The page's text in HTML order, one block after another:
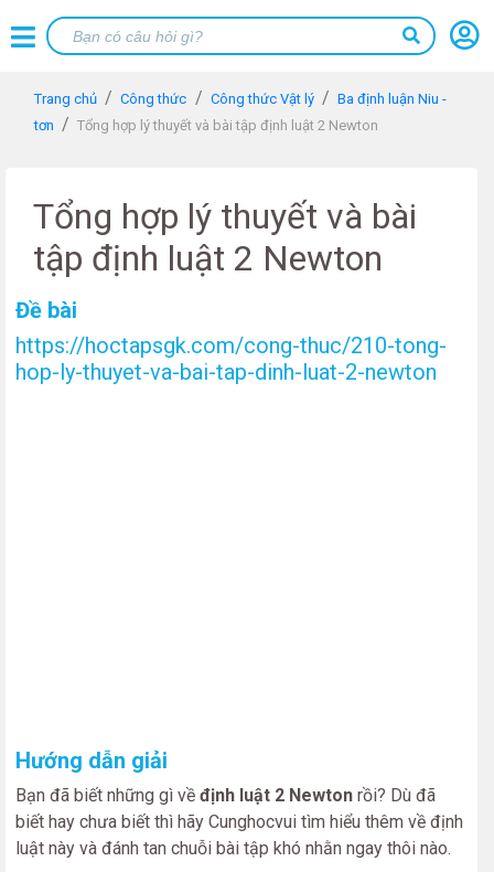
Trang chủ Công thức Công thức Vật lý
Ba định luận Niu -
tơn
Tổng hợp lý thuyết và bài tập định luật 2 Newton
Tổng hợp lý thuyết và bài
tập định luật 2 Newton
Đề bài
https://hoctapsgk.com/cong-thuc/210-tong-
hop-ly-thuyet-va-bai-tap-dinh-luat-2-newton
Hướng dẫn giải
Bạn đã biết những gì về định luật 2 Newton rồi? Dù đã
biết hay chưa biết thì hãy Cunghocvui tìm hiểu thêm về định
luật này và đánh tan chuỗi bài tập khó nhằn ngay thôi nào.